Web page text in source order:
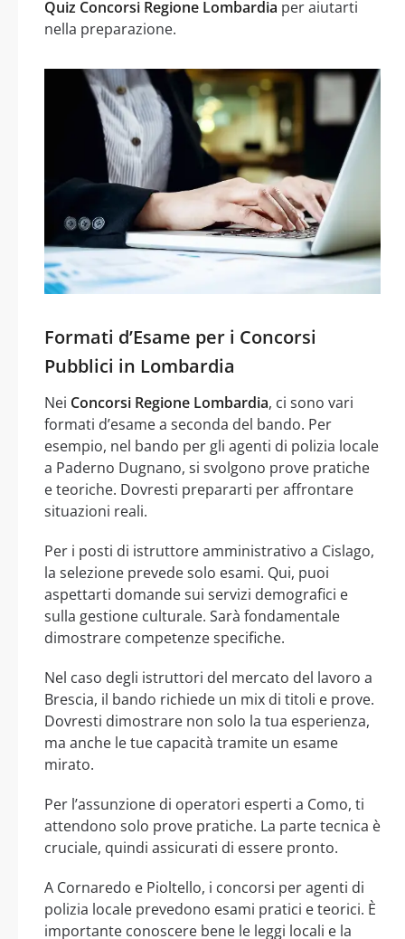
Quiz Concorsi Regione Lombardia per aiutarti
nella preparazione.
Formati d’Esame per i Concorsi
Pubblici in Lombardia
Nei Concorsi Regione Lombardia, ci sono vari
formati d’esame a seconda del bando. Per
esempio, nel bando per gli agenti di polizia locale
a Paderno Dugnano, si svolgono prove pratiche
e teoriche. Dovresti prepararti per affrontare
situazioni reali.
Per i posti di istruttore amministrativo a Cislago,
la selezione prevede solo esami. Qui, puoi
aspettarti domande sui servizi demografici e
sulla gestione culturale. Sarà fondamentale
dimostrare competenze specifiche.
Nel caso degli istruttori del mercato del lavoro a
Brescia, il bando richiede un mix di titoli e prove.
Dovresti dimostrare non solo la tua esperienza,
ma anche le tue capacità tramite un esame
mirato.
Per l’assunzione di operatori esperti a Como, ti
attendono solo prove pratiche. La parte tecnica è
cruciale, quindi assicurati di essere pronto.
A Cornaredo e Pioltello, i concorsi per agenti di
polizia locale prevedono esami pratici e teorici. È
importante conoscere bene le leggi locali e la